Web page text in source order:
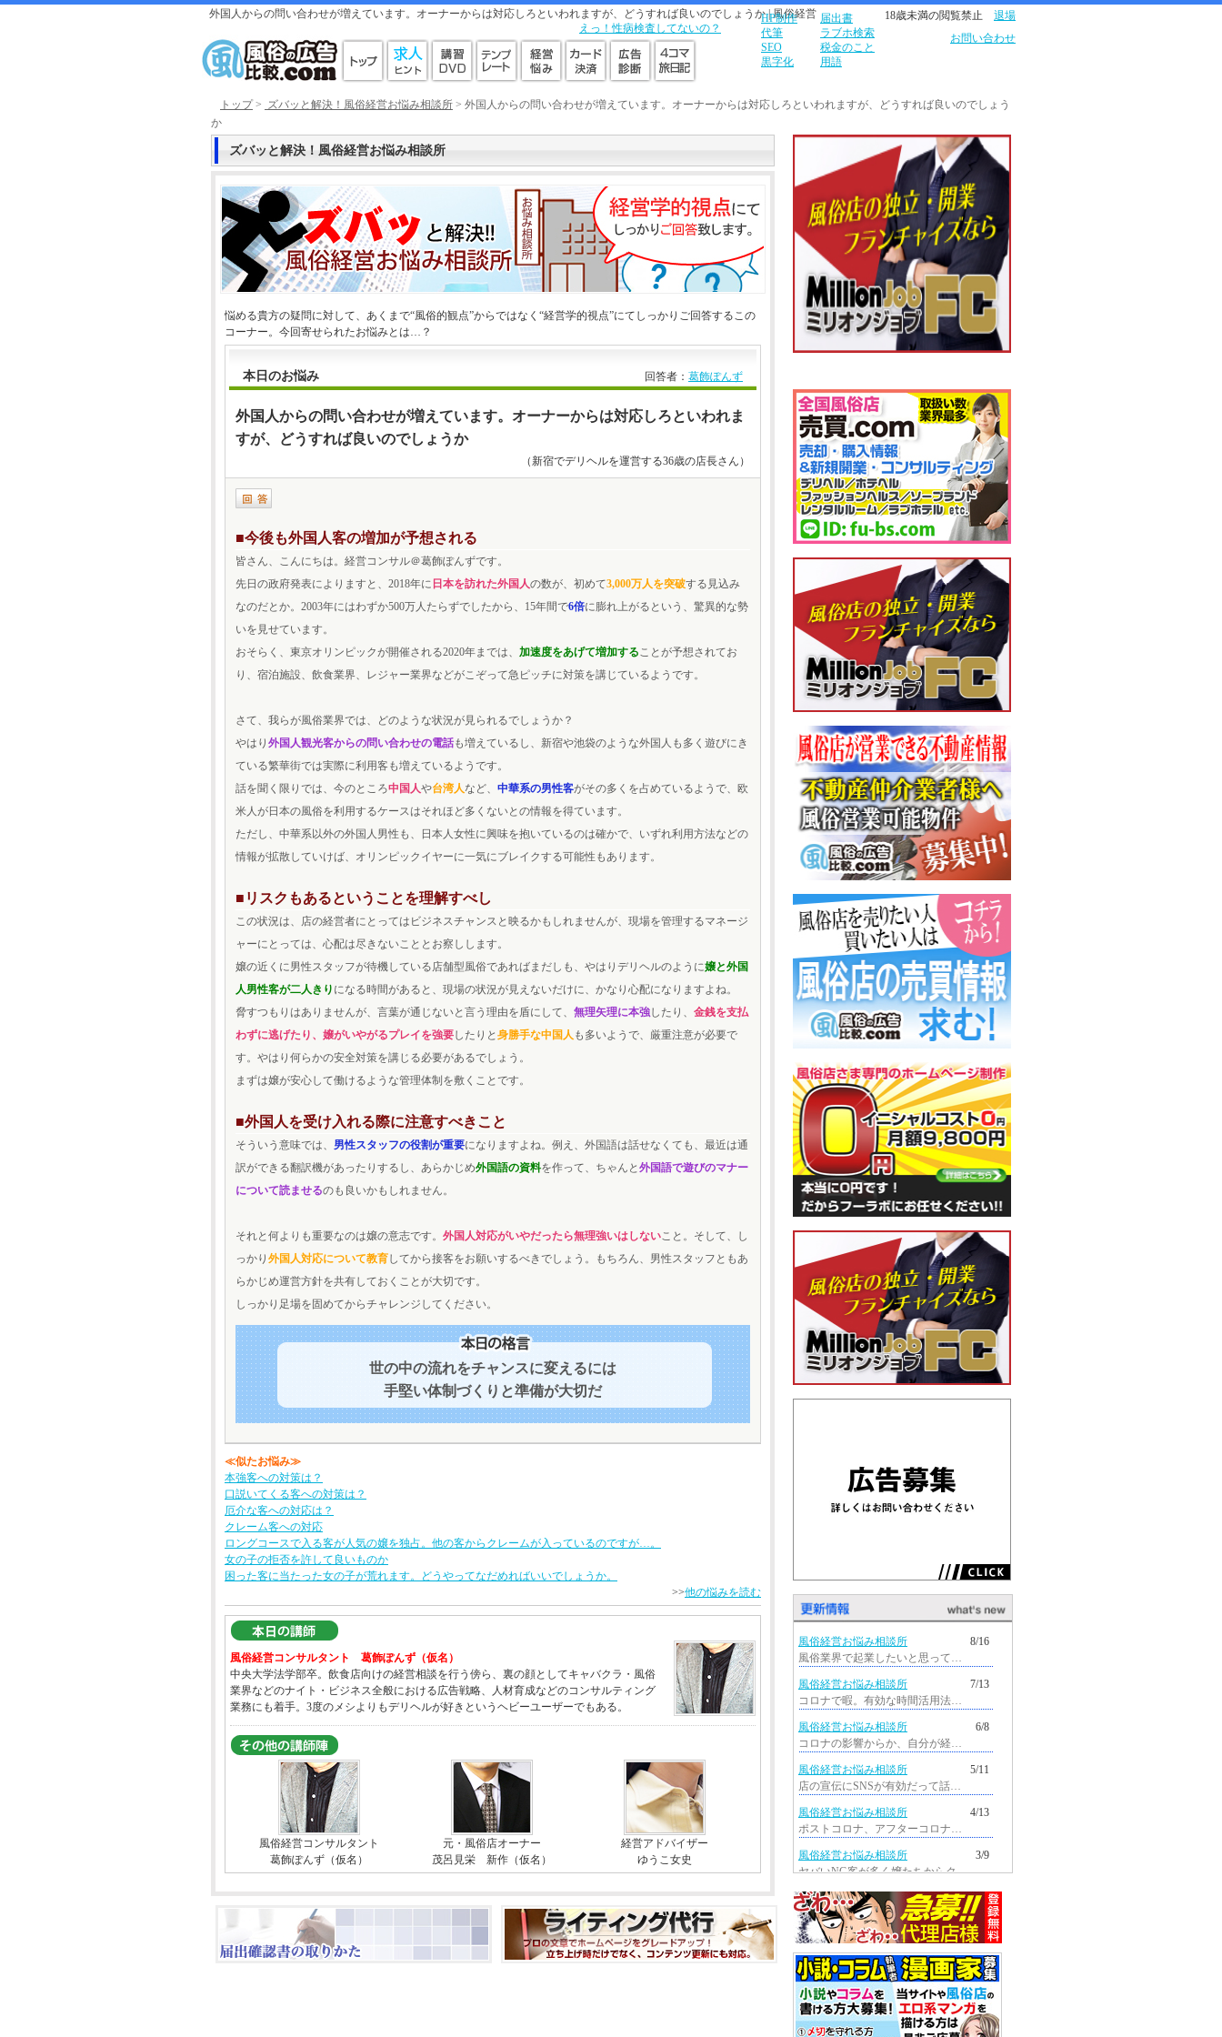
外国人からの問い合わせが増えています。オーナーからは対応しろといわれますが、どうすれば良いのでしょうか | 風俗経営
えっ！性病検査してないの？
HP制作
代筆
SEO
黒字化
届出書
ラブホ検索
税金のこと
用語
18歳未満の閲覧禁止 退場
お問い合わせ
トップ> ズバッと解決！風俗経営お悩み相談所 > 外国人からの問い合わせが増えています。オーナーからは対応しろといわれますが、どうすれば良いのでしょう
か
ズバッと解決！風俗経営お悩み相談所
悩める貴方の疑問に対して、あくまで“風俗的観点”からではなく“経営学的視点”にてしっかりご回答するこの
コーナー。今回寄せられたお悩みとは…？
本日のお悩み 回答者： 葛飾ぽんず
外国人からの問い合わせが増えています。オーナーからは対応しろといわれま
すが、どうすれば良いのでしょうか
（新宿でデリヘルを運営する36歳の店長さん）
■今後も外国人客の増加が予想される
皆さん、こんにちは。経営コンサル＠葛飾ぽんずです。
先日の政府発表によりますと、2018年に 日本を訪れた外国人の数が、初めて3,000万人を突破する見込み
なのだとか。2003年にはわずか500万人たらずでしたから、15年間で6倍に膨れ上がるという、驚異的な勢
いを見せています。
おそらく、東京オリンピックが開催される2020年までは、 加速度をあげて増加することが予想されてお
り、宿泊施設、飲食業界、レジャー業界などがこぞって急ピッチに対策を講じているようです。
さて、我らが風俗業界では、どのような状況が見られるでしょうか？
やはり 外国人観光客からの問い合わせの電話も増えているし、新宿や池袋のような外国人も多く遊びにき
ている繁華街では実際に利用客も増えているようです。
話を聞く限りでは、今のところ中国人や台湾人など、 中華系の男性客がその多くを占めているようで、欧
米人が日本の風俗を利用するケースはそれほど多くないとの情報を得ています。
ただし、中華系以外の外国人男性も、日本人女性に興味を抱いているのは確かで、いずれ利用方法などの
情報が拡散していけば、オリンピックイヤーに一気にブレイクする可能性もあります。
■リスクもあるということを理解すべし
この状況は、店の経営者にとってはビジネスチャンスと映るかもしれませんが、現場を管理するマネージ
ャーにとっては、心配は尽きないこととお察しします。
嬢の近くに男性スタッフが待機している店舗型風俗であればまだしも、やはりデリヘルのように嬢と外国
人男性客が二人きり になる時間があると、現場の状況が見えないだけに、かなり心配になりますよね。
脅すつもりはありませんが、言葉が通じないと言う理由を盾にして、 無理矢理に本強したり、 金銭を支払
わずに逃げたり、嬢がいやがるプレイを強要したりと 身勝手な中国人 も多いようで、厳重注意が必要で
す。やはり何らかの安全対策を講じる必要があるでしょう。
まずは嬢が安心して働けるような管理体制を敷くことです。
■外国人を受け入れる際に注意すべきこと
そういう意味では、 男性スタッフの役割が重要になりますよね。例え、外国語は話せなくても、最近は通
訳ができる翻訳機があったりするし、あらかじめ外国語の資料を作って、ちゃんと 外国語で遊びのマナー
について読ませるのも良いかもしれません。
それと何よりも重要なのは嬢の意志です。 外国人対応がいやだったら無理強いはしないこと。そして、し
っかり 外国人対応について教育してから接客をお願いするべきでしょう。もちろん、男性スタッフともあ
らかじめ運営方針を共有しておくことが大切です。
しっかり足場を固めてからチャレンジしてください。
世の中の流れをチャンスに変えるには
手堅い体制づくりと準備が大切だ
≪似たお悩み≫
本強客への対策は？
口説いてくる客への対策は？
厄介な客への対応は？
クレーム客への対応
ロングコースで入る客が人気の嬢を独占。他の客からクレームが入っているのですが…。
女の子の拒否を許して良いものか
困った客に当たった女の子が荒れます。どうやってなだめればいいでしょうか。
>>他の悩みを読む
風俗経営コンサルタント 葛飾ぽんず（仮名）
中央大学法学部卒。飲食店向けの経営相談を行う傍ら、裏の顔としてキャバクラ・風俗
業界などのナイト・ビジネス全般における広告戦略、人材育成などのコンサルティング
業務にも着手。3度のメシよりもデリヘルが好きというヘビーユーザーでもある。
風俗経営コンサルタント
葛飾ぽんず（仮名）
元・風俗店オーナー
茂呂見栄 新作（仮名）
経営アドバイザー
ゆうこ女史
8/16
風俗経営お悩み相談所
風俗業界で起業したいと思っています...
7/13
風俗経営お悩み相談所
コロナで暇。有効な時間活用法を教えてほ...
6/8
風俗経営お悩み相談所
コロナの影響からか、自分が経営している...
5/11
風俗経営お悩み相談所
店の宣伝にSNSが有効だって話をよく聞く...
4/13
風俗経営お悩み相談所
ポストコロナ、アフターコロナに当たり...
3/9
風俗経営お悩み相談所
ヤバいNG客が多く嬢たちからクレームが...
2/9
風俗経営お悩み相談所
コロナの影響で、自分が経営している...
1/12
風俗経営お悩み相談所
ここ数年、メンズエステ店が増えて...
12/9
風俗経営お悩み相談所
コロナで、経営を続ける気が失せて...
11/10
風俗経営お悩み相談所